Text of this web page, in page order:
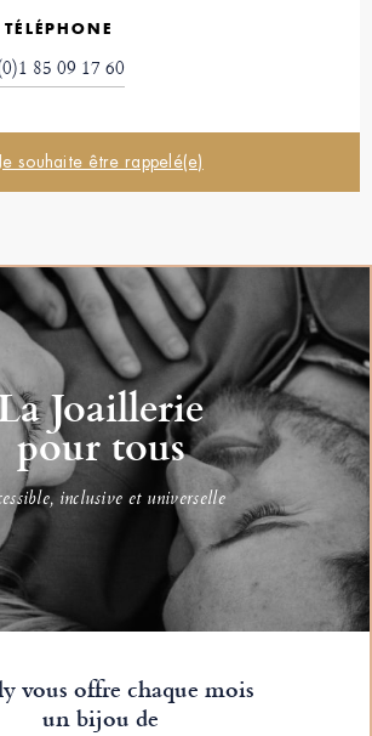
TÉLÉPHONE
85 09 17 60
Je souhaite être rappelé(e)
Joaillerie
pour tous
inclusive et universelle
vous offre chaque mois
un bijou de